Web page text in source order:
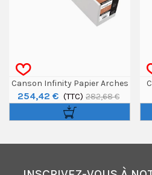
Canson Infinity Papier Arches
BFK Rives Blanc Rouleau 24" /
15m 310g
254,42 € (TTC) 282,68 €